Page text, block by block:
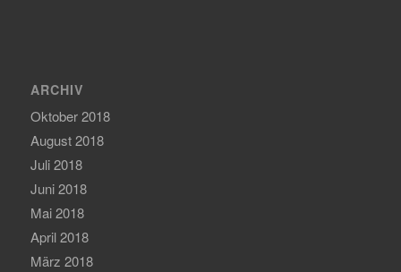
ARCHIV
Oktober 2018
August 2018
Juli 2018
Juni 2018
Mai 2018
April 2018
März 2018